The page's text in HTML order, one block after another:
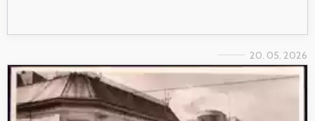
20. 05. 2026